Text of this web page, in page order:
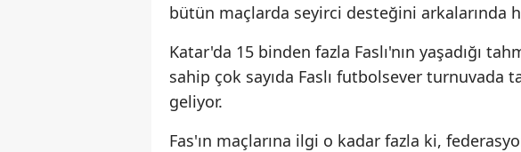
bütün maçlarda seyirci desteğini arkalarında
Katar'da 15 binden fazla Faslı'nın yaşadığı
sahip çok sayıda Faslı futbolsever turnuvada
geliyor.
Fas'ın maçlarına ilgi o kadar fazla ki,